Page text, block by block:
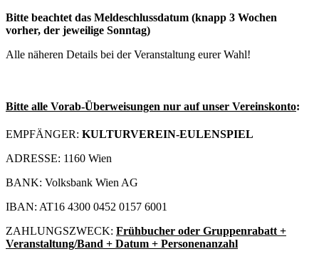
Bitte beachtet das Meldeschlussdatum (knapp 3 Wochen
vorher, der jeweilige Sonntag)
Alle näheren Details bei der Veranstaltung eurer Wahl!
Bitte alle Vorab-Überweisungen nur auf unser Vereinskonto:
EMPFÄNGER: KULTURVEREIN-EULENSPIEL
ADRESSE: 1160 Wien
BANK: Volksbank Wien AG
IBAN: AT16 4300 0452 0157 6001
ZAHLUNGSZWECK: Frühbucher oder Gruppenrabatt +
Veranstaltung/Band + Datum + Personenanzahl